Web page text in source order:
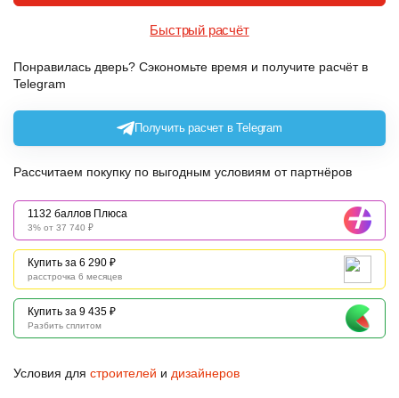
Быстрый расчёт
Понравилась дверь? Сэкономьте время и получите расчёт в
Telegram
Получить расчет в Telegram
Рассчитаем покупку по выгодным условиям от партнёров
1132 баллов Плюса
3% от 37 740 ₽
Купить за 6 290 ₽
расстрочка 6 месяцев
Купить за 9 435 ₽
Разбить сплитом
Условия для строителей и дизайнеров